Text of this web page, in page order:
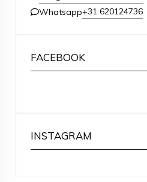
Whatsapp+31 620124736
FACEBOOK
INSTAGRAM